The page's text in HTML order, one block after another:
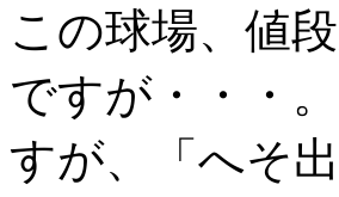
この球場、値
ですが・・・
すが、「へそ